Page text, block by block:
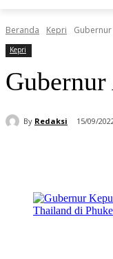
Beranda Kepri
Kepri
By Redaksi 15/09/